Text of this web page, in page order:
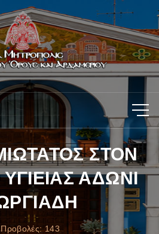
ΣΤΟΝ
ΑΔΩΝΙ
Προβολές: 143